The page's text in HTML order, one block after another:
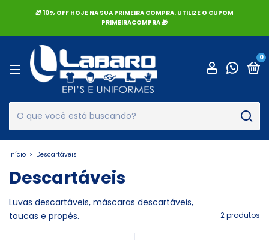
🎁 10% OFF HOJE NA SUA PRIMEIRA COMPRA. UTILIZE O CUPOM
PRIMEIRACOMPRA 🎁
0
Início > Descartáveis
Descartáveis
Luvas descartáveis, máscaras descartáveis,
toucas e propés.
2 produtos